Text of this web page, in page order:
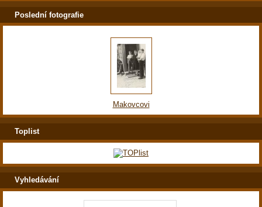
Poslední fotografie
Makovcovi
Toplist
Vyhledávání